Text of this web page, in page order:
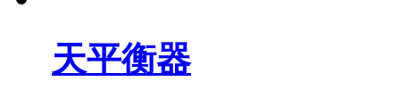
天平衡器